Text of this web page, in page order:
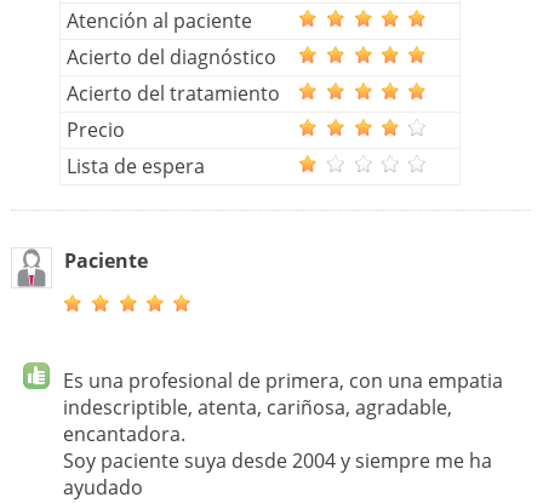
Atención al paciente
Acierto del diagnóstico
Acierto del tratamiento
Precio
Lista de espera
Paciente
Es una profesional de primera, con una empatia
indescriptible, atenta, cariñosa, agradable,
encantadora.
Soy paciente suya desde 2004 y siempre me ha
ayudado